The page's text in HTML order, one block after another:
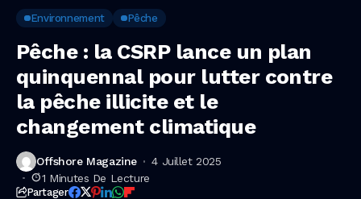
changement climatique
Environnement Pêche
Pêche : la CSRP lance un plan
quinquennal pour lutter contre
la pêche illicite et le
changement climatique
Offshore Magazine
4 Juillet 2025
1 Minutes De Lecture
Partager